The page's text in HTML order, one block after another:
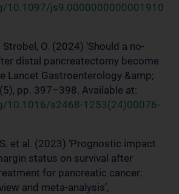
10.1097/js9.0000000000001910
Strobel, O. (2024) ‘Should a no-
distal pancreatectomy become
Lancet Gastroenterology &amp;
pp. 397–398. Available at:
10.1016/s2468-1253(24)00076-
et al. (2023) ‘Prognostic impact
status on survival after
for pancreatic cancer:
and meta-analysis’,